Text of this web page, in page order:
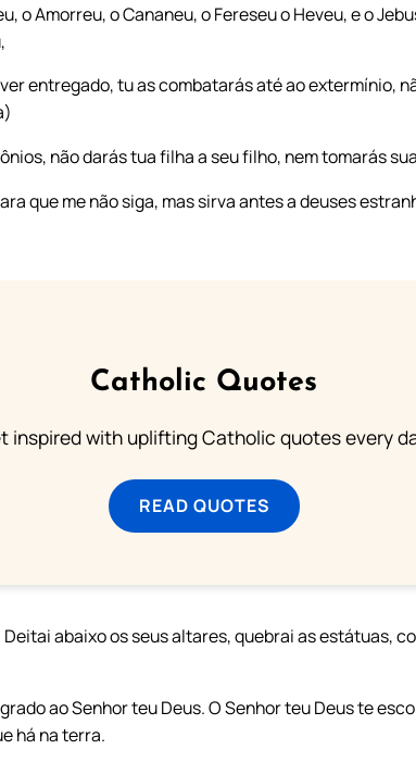
o Amorreu, o Cananeu, o Fereseu o Heveu, e o
entregado, tu as combatarás até ao extermínio,
não darás tua filha a seu filho, nem tomarás
que me não siga, mas sirva antes a deuses
Catholic Quotes
inspired with uplifting Catholic quotes every
READ QUOTES
abaixo os seus altares, quebrai as estátuas,
ao Senhor teu Deus. O Senhor teu Deus te
há na terra.